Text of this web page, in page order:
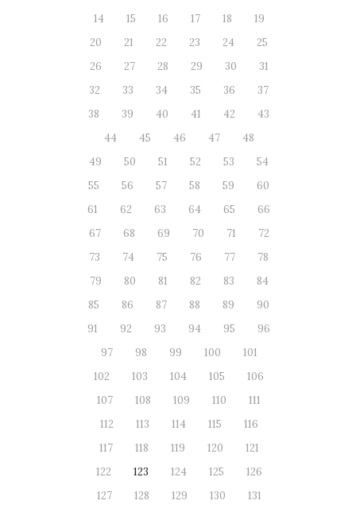
14
15 16 17 18
19
20
21 22 23 24
25
26
27 28 29 30
31
32
33 34 35 36
37
38
39 40 41 42
43
44
45 46 47
48
49
50 51 52 53
54
55
56 57 58 59
60
61
62 63 64 65
66
67
68 69 70 71
72
73
74 75 76 77
78
79
80 81 82 83
84
85
86 87 88 89
90
91
92 93 94 95
96
97
98 99 100
101
102
103 104 105
106
107
108 109 110
111
112
113 114 115
116
117
118 119 120
121
122
123 124 125
126
127
128 129 130
131